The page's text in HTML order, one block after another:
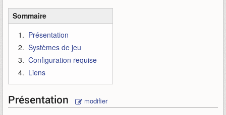
Sommaire
Présentation
Systèmes de jeu
Configuration requise
Liens
Présentation modifier